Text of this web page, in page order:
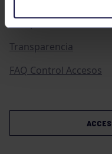
Compras
Transparencia
FAQ Control Accesos